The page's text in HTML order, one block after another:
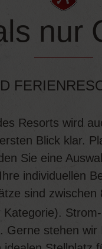
nur
Resorts wird
Blick klar.
Sie eine
individuellen
sind zwischen
Gerne stehen